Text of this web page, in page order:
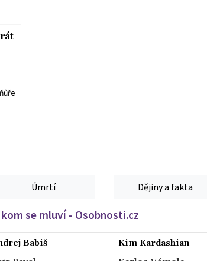
Úmrtí Dějiny a fakta
kom se mluví - Osobnosti.cz
Babiš
Kim Kardashian